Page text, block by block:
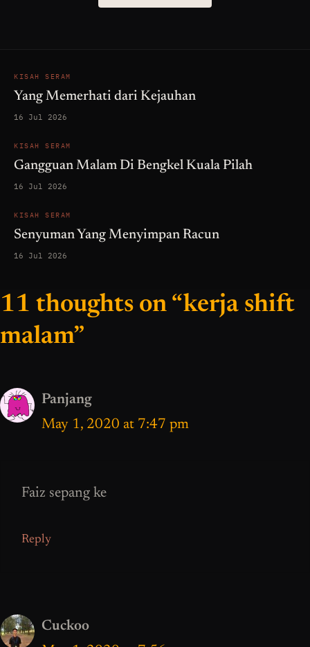
KISAH SERAM
Yang Memerhati dari Kejauhan
16 Jul 2026
KISAH SERAM
Gangguan Malam Di Bengkel Kuala Pilah
16 Jul 2026
KISAH SERAM
Senyuman Yang Menyimpan Racun
16 Jul 2026
11 thoughts on “kerja shift
malam”
Panjang
May 1, 2020 at 7:47 pm
Faiz sepang ke
Reply
Cuckoo